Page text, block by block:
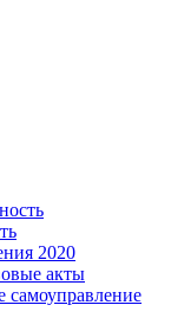
2020
акты
самоуправление